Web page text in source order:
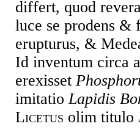
differt, quod
luce se prodens &
erupturus, &
Id inventum circa
erexisset
imitatioLapidis
Licetus olim titulo